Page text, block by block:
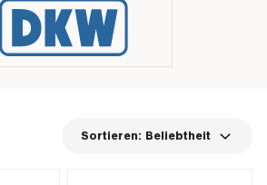
Sortieren: Beliebtheit